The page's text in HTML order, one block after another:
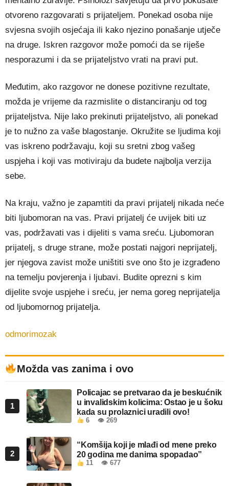
otvoreno razgovarati s prijateljem. Ponekad osoba nije
svjesna svojih osjećaja ili kako njezino ponašanje utječe
na druge. Iskren razgovor može pomoći da se riješe
nesporazumi i da se prijateljstvo vrati na pravi put.
Međutim, ako razgovor ne donese pozitivne rezultate,
možda je vrijeme da razmislite o distanciranju od tog
prijateljstva. Nije lako prekinuti prijateljstvo, ali ponekad
je to nužno za vaše blagostanje. Okružite se ljudima koji
vas iskreno podržavaju, koji su sretni zbog vašeg
uspjeha i koji vas motiviraju da budete najbolja verzija
sebe.
Na kraju, važno je zapamtiti da pravi prijatelj nikada neće
biti ljubomoran na vas. Pravi prijatelj će uvijek biti uz
vas, podržavati vas i dijeliti s vama sreću. Ljubomoran
prijatelj, s druge strane, može postati najgori neprijatelj,
jer njegova zavist može uništiti sve ono što je izgrađeno
na temelju povjerenja i ljubavi. Budite oprezni s kim
dijelite svoje uspjehe i sreću, jer nema goreg neprijatelja
od ljubomornog prijatelja.
odmorimozak
Možda vas zanima i ovo
1
Policajac se pretvarao da je beskućnik
u invalidskim kolicima: Ostao je u šoku
kada su prolaznici uradili ovo!
6 👁 269
2
“Komšija koji je mlađi od mene preko
20 godina me danima spopadao”
11 👁 677